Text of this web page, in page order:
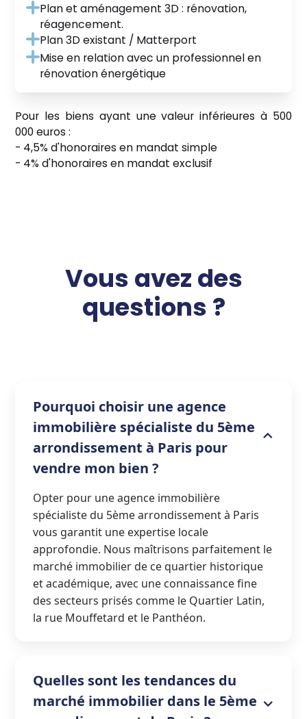
Plan et aménagement 3D : rénovation,
réagencement.
Plan 3D existant / Matterport
Mise en relation avec un professionnel en
rénovation énergétique
Pour les biens ayant une valeur inférieures à 500
000 euros :
- 4,5% d'honoraires en mandat simple
- 4% d'honoraires en mandat exclusif
Vous avez des
questions ?
Pourquoi choisir une agence
immobilière spécialiste du 5ème
arrondissement à Paris pour
vendre mon bien ?
Opter pour une agence immobilière
spécialiste du 5ème arrondissement à Paris
vous garantit une expertise locale
approfondie. Nous maîtrisons parfaitement le
marché immobilier de ce quartier historique
et académique, avec une connaissance fine
des secteurs prisés comme le Quartier Latin,
la rue Mouffetard et le Panthéon.
Quelles sont les tendances du
marché immobilier dans le 5ème